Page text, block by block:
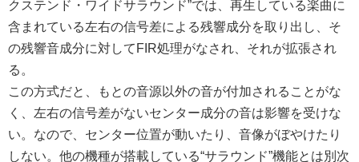
クステンド・ワイドサラウンド”では、再生している楽曲に
含まれている左右の信号差による残響成分を取り出し、そ
の残響音成分に対してFIR処理がなされ、それが拡張され
る。
この方式だと、もとの音源以外の音が付加されることがな
く、左右の信号差がないセンター成分の音は影響を受けな
い。なので、センター位置が動いたり、音像がぼやけたり
しない。他の機種が搭載している“サラウンド”機能とは別次